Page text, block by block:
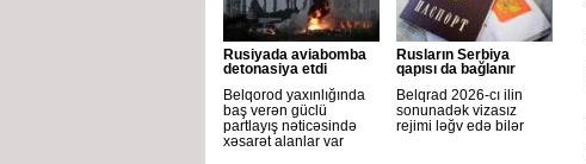
Rusiyada aviabomba
detonasiya etdi
Belqorod yaxınlığında
baş verən güclü
partlayış nəticəsində
xəsarət alanlar var
Rusların Serbiya
qapısı da bağlanır
Belqrad 2026-cı ilin
sonunadək vizasız
rejimi ləğv edə bilər